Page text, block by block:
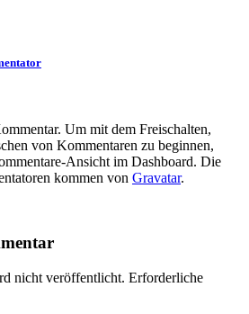
Um mit dem Freischalten,
von Kommentaren zu beginnen,
Ansicht im Dashboard. Die
kommen von Gravatar.
nicht veröffentlicht. Erforderliche